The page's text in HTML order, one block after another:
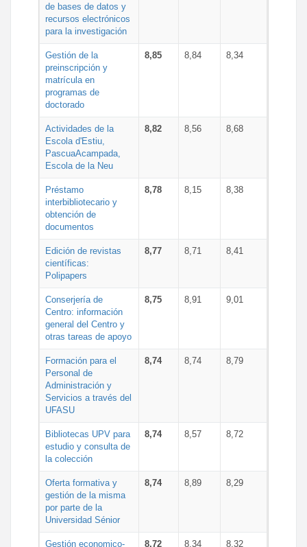
de bases de datos y
recursos electrónicos
para la investigación
Gestión de la
preinscripción y
matrícula en
programas de
doctorado
8,85 8,84 8,34
Actividades de la
Escola d'Estiu,
PascuaAcampada,
Escola de la Neu
8,82 8,56 8,68
Préstamo
interbibliotecario y
obtención de
documentos
8,78 8,15 8,38
Edición de revistas
científicas:
Polipapers
8,77 8,71 8,41
Conserjería de
Centro: información
general del Centro y
otras tareas de apoyo
8,75 8,91 9,01
Formación para el
Personal de
Administración y
Servicios a través del
UFASU
8,74 8,74 8,79
Bibliotecas UPV para
estudio y consulta de
la colección
8,74 8,57 8,72
Oferta formativa y
gestión de la misma
por parte de la
Universidad Sénior
8,74 8,89 8,29
Gestión economico- 8,72 8,34 8,32